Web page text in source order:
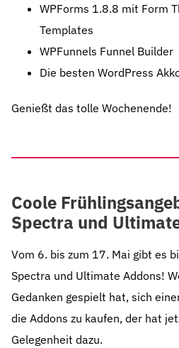
WPForms 1.8.8 mit Form
Templates
WPFunnels Funnel Builder
Die besten WordPress
Genießt das tolle Wochenende!
Coole
Spectra und
Vom 6. bis zum 17. Mai gibt es
Spectra und Ultimate Addons!
Gedanken gespielt hat, sich
die Addons zu kaufen, der hat
Gelegenheit dazu.